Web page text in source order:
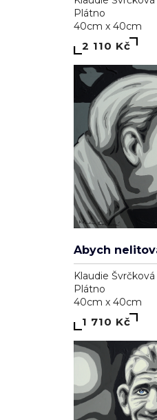
Klaudie Švrčková
Plátno
40cm x 40cm
810 Kč
Zrcadlo mluví
Klaudie Švrčková
Plátno
40cm x 40cm
2 110 Kč